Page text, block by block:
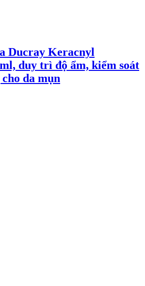
Ducray Keracnyl
duy trì độ ẩm, kiểm soát
da mụn